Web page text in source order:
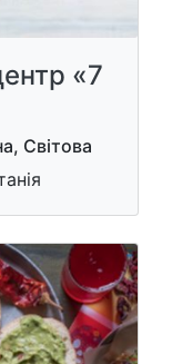
«7
Світова